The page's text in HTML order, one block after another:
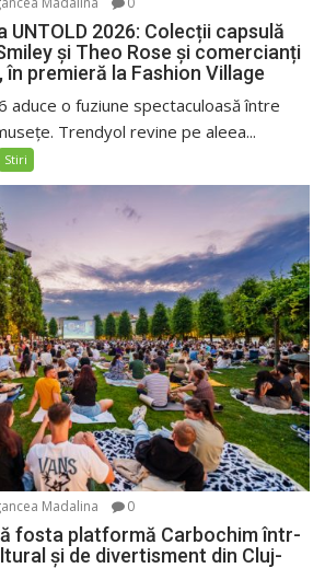
UNTOLD 2026: Colecții capsulă
și Theo Rose și comercianți
premieră la Fashion Village
aduce o fuziune spectaculoasă între
Trendyol revine pe aleea...
Stiri
Madalina 0
fosta platformă Carbochim într-
și de divertisment din Cluj-